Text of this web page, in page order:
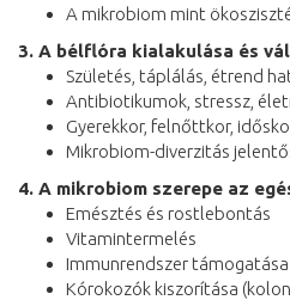
A mikrobiom mint
3. A bélflóra kialakulása és
Születés, táplálás, étrend
Antibiotikumok, stressz,
Gyerekkor, felnőttkor,
Mikrobiom-diverzitás
4. A mikrobiom szerepe az
Emésztés és rostlebontás
Vitamintermelés
Immunrendszer támogatása
Kórokozók kiszorítása